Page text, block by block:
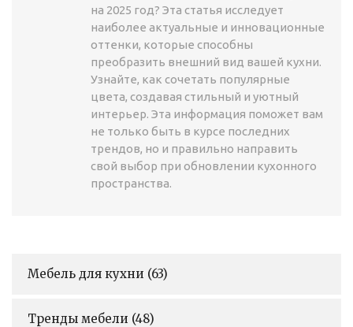
на 2025 год? Эта статья исследует
наиболее актуальные и инновационные
оттенки, которые способны
преобразить внешний вид вашей кухни.
Узнайте, как сочетать популярные
цвета, создавая стильный и уютный
интерьер. Эта информация поможет вам
не только быть в курсе последних
трендов, но и правильно направить
свой выбор при обновлении кухонного
пространства.
Мебель для кухни (63)
Тренды мебели (48)